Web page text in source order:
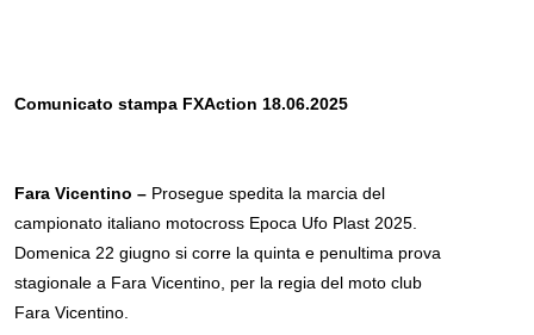
Comunicato stampa FXAction 18.06.2025
Fara Vicentino – Prosegue spedita la marcia del
campionato italiano motocross Epoca Ufo Plast 2025.
Domenica 22 giugno si corre la quinta e penultima prova
stagionale a Fara Vicentino, per la regia del moto club
Fara Vicentino.